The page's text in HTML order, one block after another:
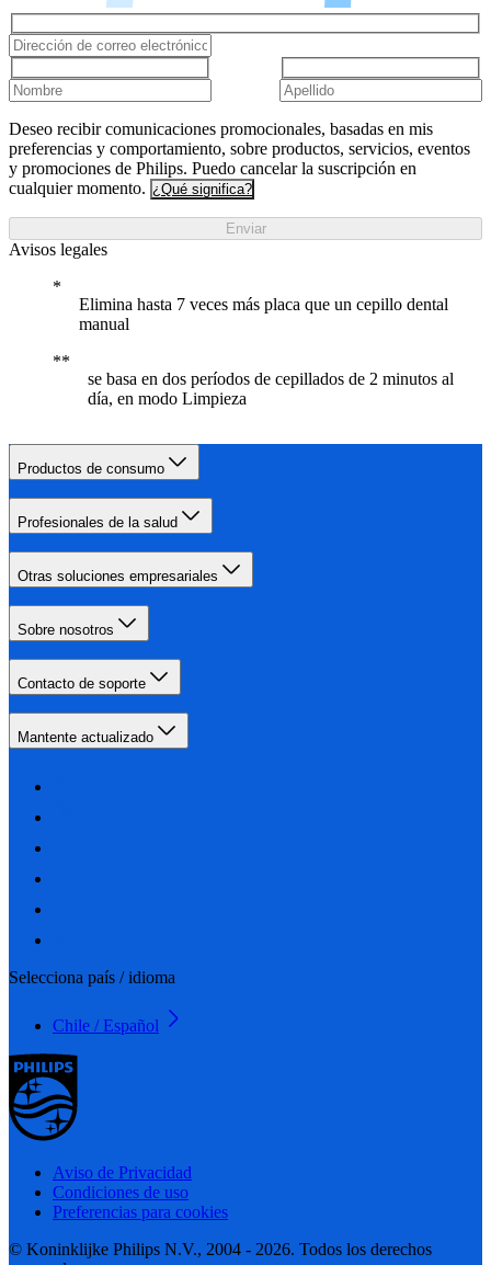
Deseo recibir comunicaciones promocionales, basadas en mis
preferencias y comportamiento, sobre productos, servicios, eventos
y promociones de Philips. Puedo cancelar la suscripción en
cualquier momento. ¿Qué significa?
Enviar
Avisos legales
Elimina hasta 7 veces más placa que un cepillo dental
manual
se basa en dos períodos de cepillados de 2 minutos al
día, en modo Limpieza
Productos de consumo
Profesionales de la salud
Otras soluciones empresariales
Sobre nosotros
Contacto de soporte
Mantente actualizado
Selecciona país / idioma
Chile / Español
Aviso de Privacidad
Condiciones de uso
Preferencias para cookies
© Koninklijke Philips N.V., 2004 - 2026. Todos los derechos